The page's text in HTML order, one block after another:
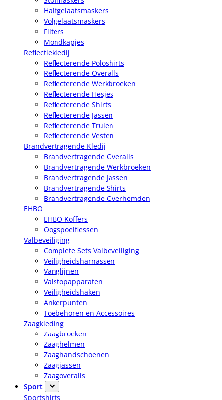
Halfgelaatsmaskers
Volgelaatsmaskers
Filters
Mondkapjes
Reflectiekledij
Reflecterende Poloshirts
Reflecterende Overalls
Reflecterende Werkbroeken
Reflecterende Hesjes
Reflecterende Shirts
Reflecterende Jassen
Reflecterende Truien
Reflecterende Vesten
Brandvertragende Kledij
Brandvertragende Overalls
Brandvertragende Werkbroeken
Brandvertragende Jassen
Brandvertragende Shirts
Brandvertragende Overhemden
EHBO
EHBO Koffers
Oogspoelflessen
Valbeveiliging
Complete Sets Valbeveiliging
Veiligheidsharnassen
Vanglijnen
Valstopapparaten
Veiligheidshaken
Ankerpunten
Toebehoren en Accessoires
Zaagkleding
Zaagbroeken
Zaaghelmen
Zaaghandschoenen
Zaagjassen
Zaagoveralls
Sport
Sportshirts